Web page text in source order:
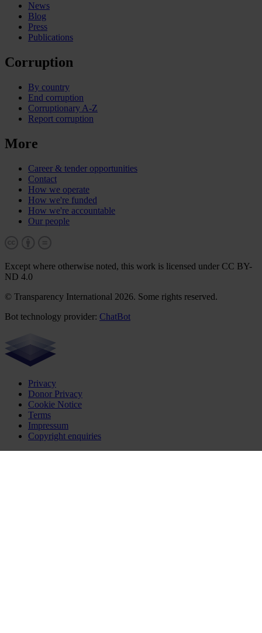
News
Blog
Press
Publications
Corruption
By country
End corruption
Corruptionary A-Z
Report corruption
More
Career & tender opportunities
Contact
How we operate
How we're funded
How we're accountable
Our people
Except where otherwise noted, this work is licensed under CC BY-
ND 4.0
© Transparency International 2026. Some rights reserved.
Bot technology provider: ChatBot
Privacy
Donor Privacy
Cookie Notice
Terms
Impressum
Copyright enquiries